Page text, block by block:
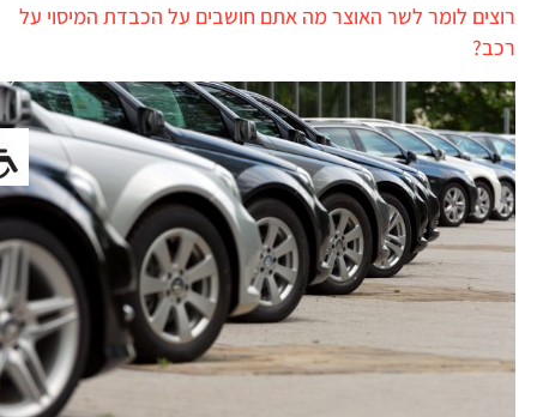
רוצים לומר לשר האוצר מה אתם חושבים על הכבדת המיסוי על
רכב?